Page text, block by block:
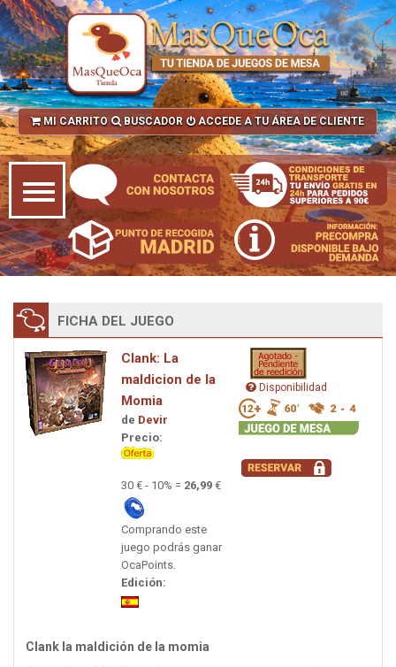
MI CARRITO BUSCADOR ACCEDE A TU ÁREA DE CLIENTE
FICHA DEL JUEGO
Clank: La
maldicion de la
Momia
de Devir
Precio:
30 € - 10% = 26,99 €
Comprando este
juego podrás ganar
OcaPoints.
Edición:
Disponibilidad
Clank la maldición de la momia